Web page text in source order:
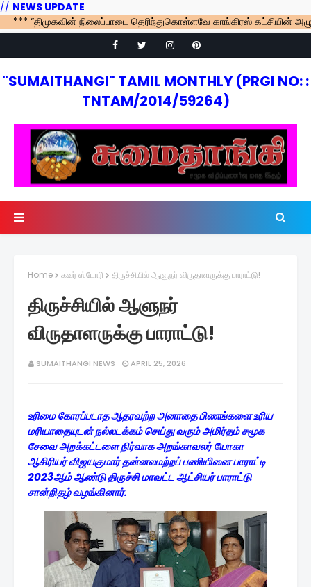
// NEWS UPDATE
நிலைப்பாடை தெரிந்துகொள்ளவே காங்கிரஸ் கட்சியின்
"SUMAITHANGI" TAMIL MONTHLY (PRGI NO: :
TNTAM/2014/59264)
Home கவர் ஸ்டோரி திருச்சியில் ஆளுநர் விருதாளருக்கு பாராட்டு!
திருச்சியில் ஆளுநர்
விருதாளருக்கு பாராட்டு!
SUMAITHANGI NEWS APRIL 25, 2026
உரிமை கோரப்படாத ஆதரவற்ற அனாதை பிணங்களை உரிய
மரியாதையுடன் நல்லடக்கம் செய்து வரும் அமிர்தம் சமூக
சேவை அறக்கட்டளை நிர்வாக அறங்காவலர் யோகா
ஆசிரியர் விஜயகுமார் தன்னலமற்றப் பணியினை பாராட்டி
2023ஆம் ஆண்டு திருச்சி மாவட்ட ஆட்சியர் பாராட்டு
சான்றிதழ் வழங்கினார்.